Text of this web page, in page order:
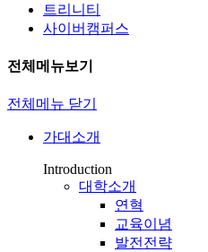
트리니티
사이버캠퍼스
전체메뉴보기
전체메뉴 닫기
가대소개
Introduction
대학소개
연혁
교육이념
발전전략